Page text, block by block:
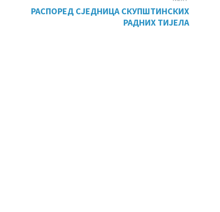
РАСПОРЕД СЈЕДНИЦА СКУПШТИНСКИХ
РАДНИХ ТИЈЕЛА